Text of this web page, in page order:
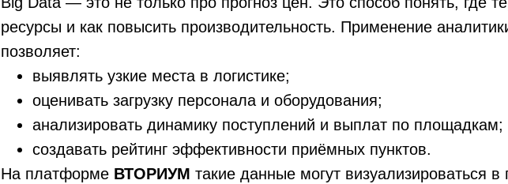
ресурсы и как повысить производительность. Применение
позволяет:
выявлять узкие места в логистике;
оценивать загрузку персонала и оборудования;
анализировать динамику поступлений и выплат по площадкам;
создавать рейтинг эффективности приёмных пунктов.
На платформе ВТОРИУМ такие данные могут визуализироваться в